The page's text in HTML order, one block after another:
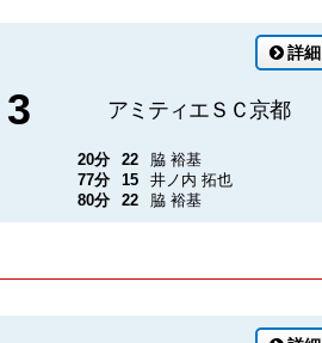
詳細
3 アミティエＳＣ京都
20分 22
脇 裕基
77分
15
井ノ内 拓也
80分
22 脇 裕基